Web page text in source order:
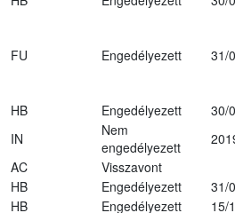
FU Engedélyezett 31/
HB Engedélyezett
30/
IN
Nem
engedélyezett
AC
Visszavont
HB Engedélyezett
31/
HB Engedélyezett
15/